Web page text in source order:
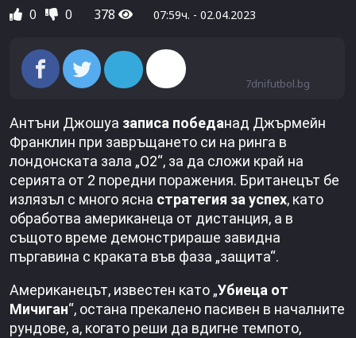
0 0 378 07:59ч. - 02.04.2023
7dnifutbol.bg
Антъни Джошуа записа победанад Джърмейн
Франклин при завръщането си на ринга в
лондонската зала „O2“, за да сложи край на
серията от 2 поредни поражения. Британецът бе
излязъл с много ясна стратегия за успех, като
обработва американеца от дистанция, а в
същото време демонстрираше завидна
пъргавина с краката във фаза „защита“.
Американецът, известен като „Убиеца от
Мичиган“, остана прекалено пасивен в началните
рундове, а, когато реши да вдигне темпото,